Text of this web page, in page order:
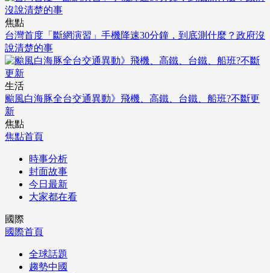
焦點
台灣首度「斷網演習」手機降速30分鐘，到底測什麼？政府沒
說清楚的事
生活
颱風白海豚全台交通異動》飛機、高鐵、台鐵、船班?不斷更
新
焦點
焦點首頁
時事分析
封面故事
今日最新
大家都在看
國際
國際首頁
全球話題
趨勢中國